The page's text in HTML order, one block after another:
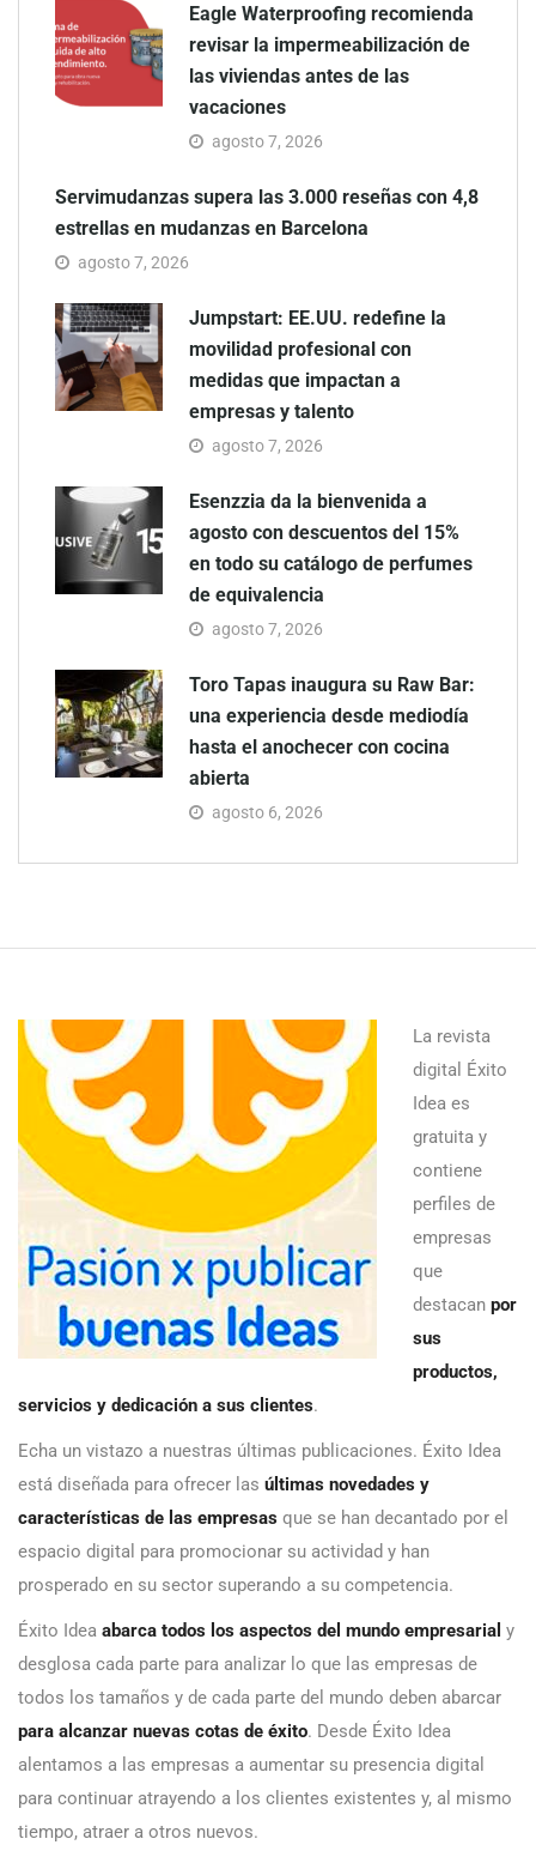
Eagle Waterproofing recomienda
revisar la impermeabilización de
las viviendas antes de las
vacaciones
agosto 7, 2026
Servimudanzas supera las 3.000 reseñas con 4,8
estrellas en mudanzas en Barcelona
agosto 7, 2026
Jumpstart: EE.UU. redefine la
movilidad profesional con
medidas que impactan a
empresas y talento
agosto 7, 2026
Esenzzia da la bienvenida a
agosto con descuentos del 15%
en todo su catálogo de perfumes
de equivalencia
agosto 7, 2026
Toro Tapas inaugura su Raw Bar:
una experiencia desde mediodía
hasta el anochecer con cocina
abierta
agosto 6, 2026
La revista
digital Éxito
Idea es
gratuita y
contiene
perfiles de
empresas
que
destacan por
sus
productos,
servicios y dedicación a sus clientes.
Echa un vistazo a nuestras últimas publicaciones. Éxito Idea
está diseñada para ofrecer las últimas novedades y
características de las empresas que se han decantado por el
espacio digital para promocionar su actividad y han
prosperado en su sector superando a su competencia.
Éxito Idea abarca todos los aspectos del mundo empresarial y
desglosa cada parte para analizar lo que las empresas de
todos los tamaños y de cada parte del mundo deben abarcar
para alcanzar nuevas cotas de éxito. Desde Éxito Idea
alentamos a las empresas a aumentar su presencia digital
para continuar atrayendo a los clientes existentes y, al mismo
tiempo, atraer a otros nuevos.